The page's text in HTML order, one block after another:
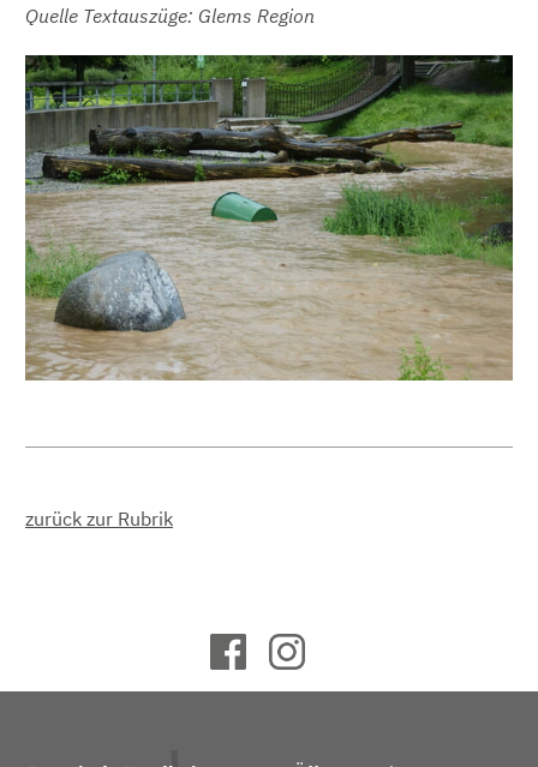
Quelle Textauszüge: Glems Region
zurück zur Rubrik